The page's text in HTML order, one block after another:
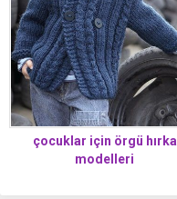
çocuklar için örgü hırka
modelleri